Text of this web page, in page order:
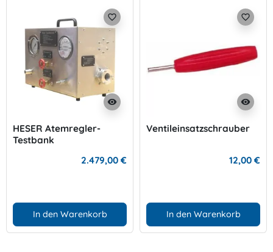
visibility
favorite_border
HESER Atemregler-
Testbank
2.479,00 €
In den Warenkorb
visibility
favorite_border
Ventileinsatzschrauber
12,00 €
In den Warenkorb